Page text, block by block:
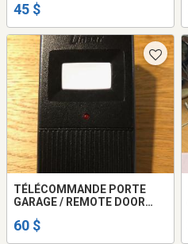
45 $
TÉLÉCOMMANDE PORTE
GARAGE / REMOTE DOOR
60 $